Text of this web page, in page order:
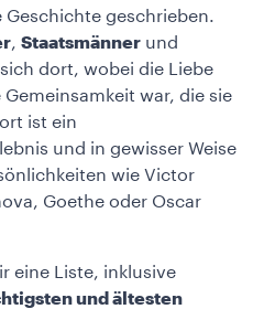
Geschichte geschrieben.
, Staatsmänner und
dort, wobei die Liebe
war, die sie
ist ein
und in gewisser Weise
wie Victor
Goethe oder Oscar
eine Liste, inklusive
und ältesten